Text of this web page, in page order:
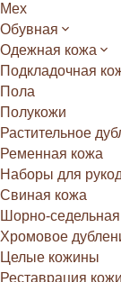
Мех
Обувная
Одежная кожа
Подкладочная
Пола
Полукожи
Растительное
Ременная кожа
Наборы для
Свиная кожа
Шорно-седельная
Хромовое
Целые кожины
Реставрация кожи